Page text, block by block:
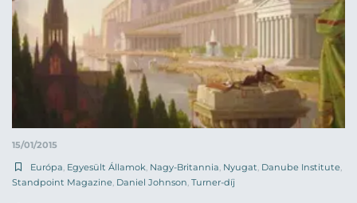
15/01/2015
Európa, Egyesült Államok, Nagy-Britannia, Nyugat, Danube Institute,
Standpoint Magazine, Daniel Johnson, Turner-díj